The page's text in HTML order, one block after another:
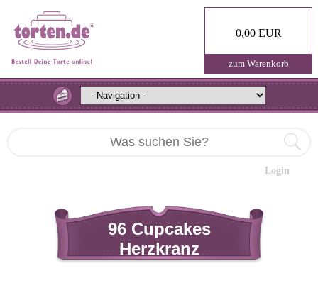
0,00 EUR
zum Warenkorb
Login
96 Cupcakes
Herzkranz